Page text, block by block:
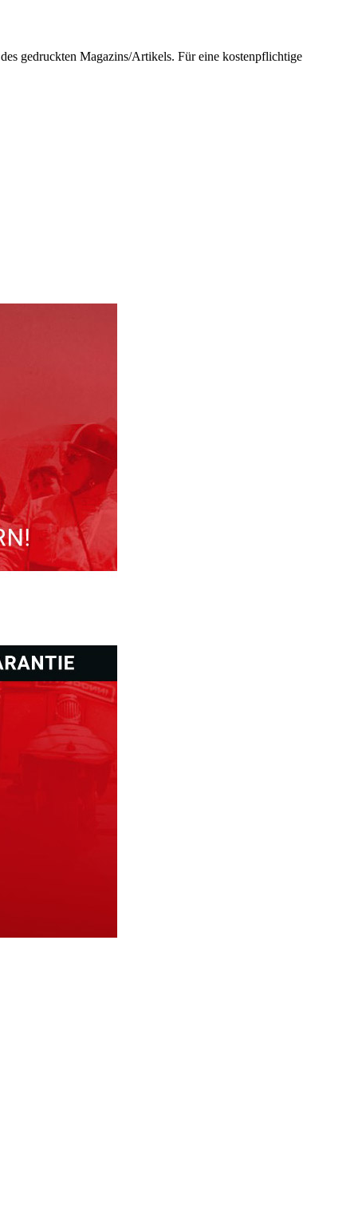
gedruckten Magazins/Artikels. Für eine kostenpflichtige